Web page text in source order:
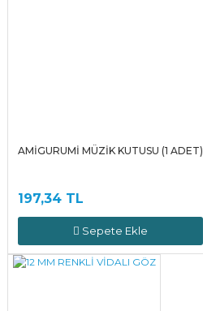
AMİGURUMİ MÜZİK KUTUSU (1 ADET)
197,34 TL
Sepete Ekle